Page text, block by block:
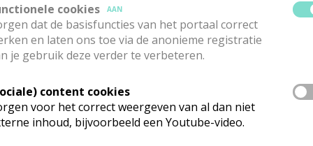
maken we
– een
oproep
cookies
AAN
dat de basisfuncties van het portaal correct
en laten ons toe via de anonieme registratie
je gebruik deze verder te verbeteren.
content cookies
voor het correct weergeven van al dan niet
inhoud, bijvoorbeeld een Youtube-video.